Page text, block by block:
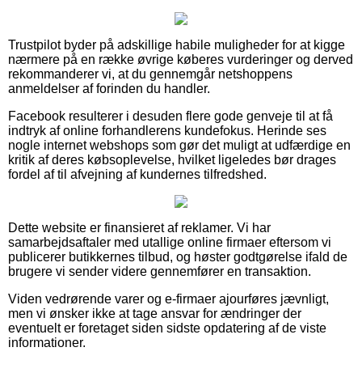
Trustpilot byder på adskillige habile muligheder for at kigge
nærmere på en række øvrige køberes vurderinger og derved
rekommanderer vi, at du gennemgår netshoppens
anmeldelser af forinden du handler.
Facebook resulterer i desuden flere gode genveje til at få
indtryk af online forhandlerens kundefokus. Herinde ses
nogle internet webshops som gør det muligt at udfærdige en
kritik af deres købsoplevelse, hvilket ligeledes bør drages
fordel af til afvejning af kundernes tilfredshed.
Dette website er finansieret af reklamer. Vi har
samarbejdsaftaler med utallige online firmaer eftersom vi
publicerer butikkernes tilbud, og høster godtgørelse ifald de
brugere vi sender videre gennemfører en transaktion.
Viden vedrørende varer og e-firmaer ajourføres jævnligt,
men vi ønsker ikke at tage ansvar for ændringer der
eventuelt er foretaget siden sidste opdatering af de viste
informationer.